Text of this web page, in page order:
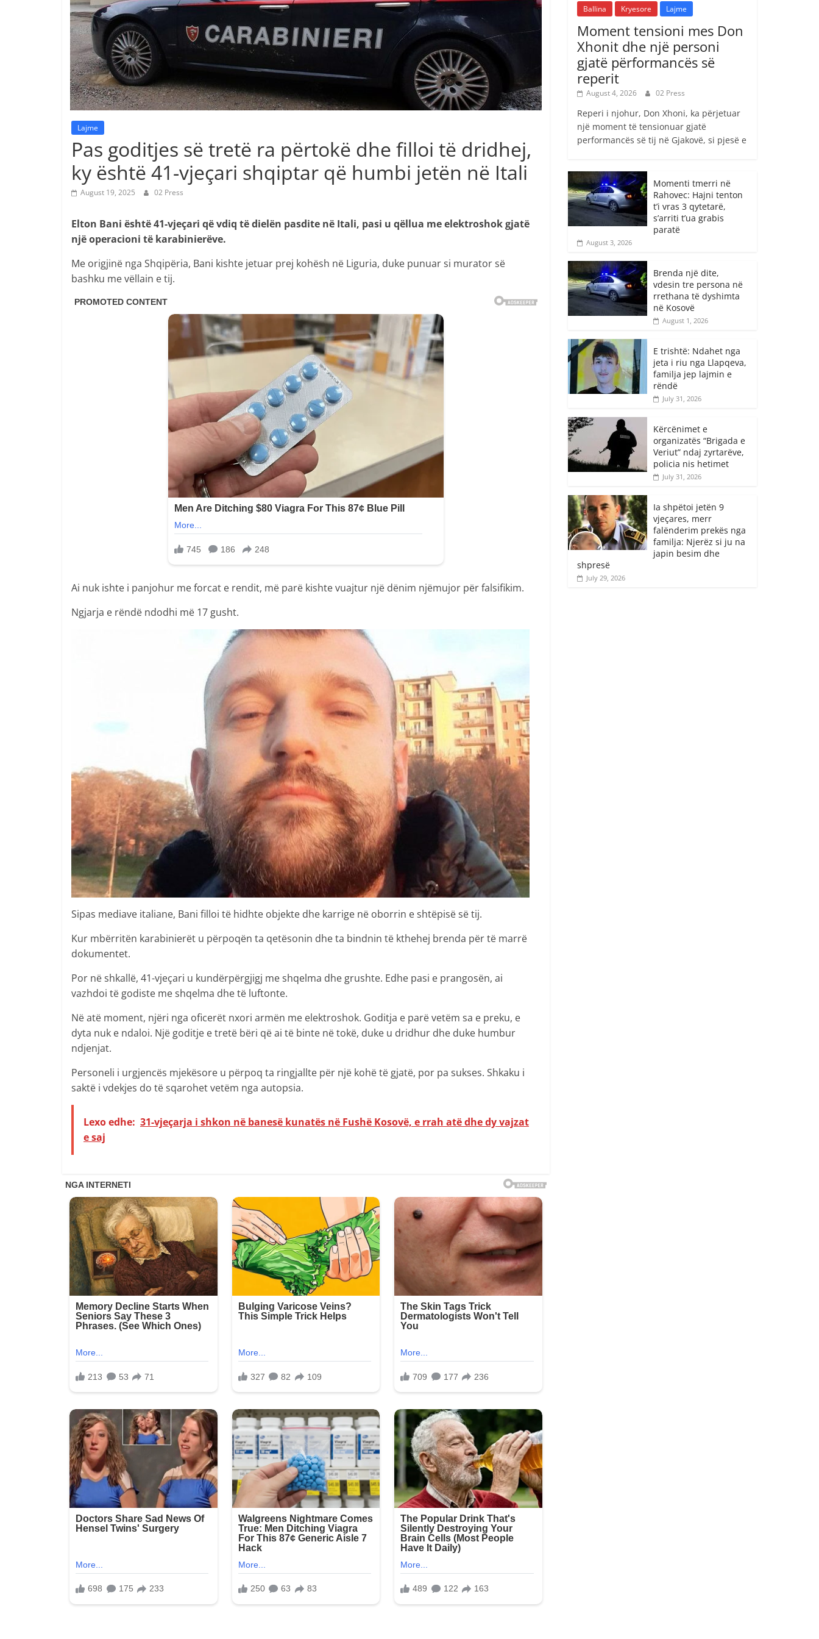
Lajme
Pas goditjes së tretë ra përtokë dhe filloi të dridhej,
ky është 41-vjeçari shqiptar që humbi jetën në Itali
August 19, 2025 02 Press
Elton Bani është 41-vjeçari që vdiq të dielën pasdite në Itali, pasi u qëllua me elektroshok gjatë
një operacioni të karabinierëve.
Me origjinë nga Shqipëria, Bani kishte jetuar prej kohësh në Liguria, duke punuar si murator së
bashku me vëllain e tij.
Ai nuk ishte i panjohur me forcat e rendit, më parë kishte vuajtur një dënim njëmujor për falsifikim.
Ngjarja e rëndë ndodhi më 17 gusht.
Sipas mediave italiane, Bani filloi të hidhte objekte dhe karrige në oborrin e shtëpisë së tij.
Kur mbërritën karabinierët u përpoqën ta qetësonin dhe ta bindnin të kthehej brenda për të marrë
dokumentet.
Por në shkallë, 41-vjeçari u kundërpërgjigj me shqelma dhe grushte. Edhe pasi e prangosën, ai
vazhdoi të godiste me shqelma dhe të luftonte.
Në atë moment, njëri nga oficerët nxori armën me elektroshok. Goditja e parë vetëm sa e preku, e
dyta nuk e ndaloi. Një goditje e tretë bëri që ai të binte në tokë, duke u dridhur dhe duke humbur
ndjenjat.
Personeli i urgjencës mjekësore u përpoq ta ringjallte për një kohë të gjatë, por pa sukses. Shkaku i
saktë i vdekjes do të sqarohet vetëm nga autopsia.
Lexo edhe: 31-vjeçarja i shkon në banesë kunatës në Fushë Kosovë, e rrah atë dhe dy vajzat
e saj
Ballina Kryesore Lajme
Moment tensioni mes Don
Xhonit dhe një personi
gjatë përformancës së
reperit
August 4, 2026 02 Press
Reperi i njohur, Don Xhoni, ka përjetuar
një moment të tensionuar gjatë
performancës së tij në Gjakovë, si pjesë e
Momenti tmerri në
Rahovec: Hajni tenton
t’i vras 3 qytetarë,
s’arriti t’ua grabis
paratë
August 3, 2026
Brenda një dite,
vdesin tre persona në
rrethana të dyshimta
në Kosovë
August 1, 2026
E trishtë: Ndahet nga
jeta i riu nga Llapqeva,
familja jep lajmin e
rëndë
July 31, 2026
Kërcënimet e
organizatës “Brigada e
Veriut” ndaj zyrtarëve,
policia nis hetimet
July 31, 2026
Ia shpëtoi jetën 9
vjeçares, merr
falënderim prekës nga
familja: Njerëz si ju na
japin besim dhe
shpresë
July 29, 2026